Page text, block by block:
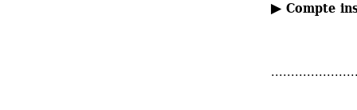
▶ Compte